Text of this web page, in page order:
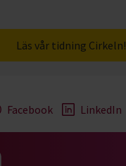
Läs vår tidning Cirkeln!
Facebook LinkedIn
startsida